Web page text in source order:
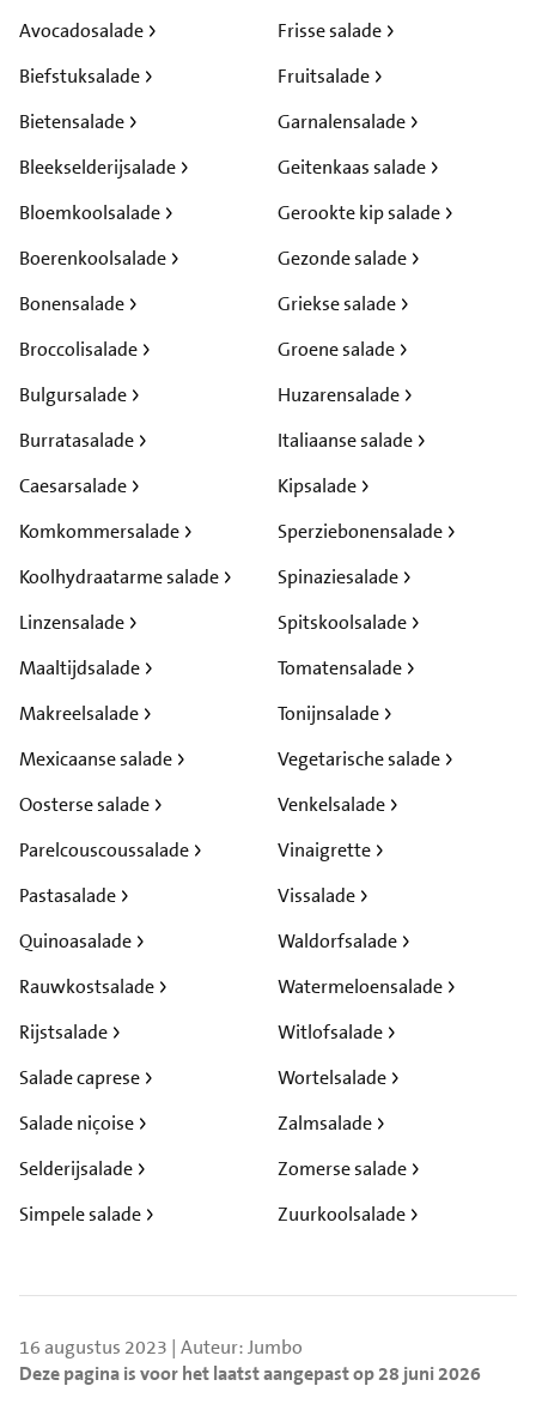
Avocadosalade
Biefstuksalade
Bietensalade
Bleekselderijsalade
Bloemkoolsalade
Boerenkoolsalade
Bonensalade
Broccolisalade
Bulgursalade
Burratasalade
Caesarsalade
Frisse salade
Fruitsalade
Garnalensalade
Geitenkaas salade
Gerookte kip salade
Gezonde salade
Griekse salade
Groene salade
Huzarensalade
Italiaanse salade
Kipsalade
Komkommersalade
Koolhydraatarme salade
Linzensalade
Maaltijdsalade
Makreelsalade
Mexicaanse salade
Oosterse salade
Parelcouscoussalade
Pastasalade
Quinoasalade
Rauwkostsalade
Rijstsalade
Salade caprese
Salade niçoise
Selderijsalade
Simpele salade
Sperziebonensalade
Spinaziesalade
Spitskoolsalade
Tomatensalade
Tonijnsalade
Vegetarische salade
Venkelsalade
Vinaigrette
Vissalade
Waldorfsalade
Watermeloensalade
Witlofsalade
Wortelsalade
Zalmsalade
Zomerse salade
Zuurkoolsalade
16 augustus 2023 | Auteur: Jumbo
Deze pagina is voor het laatst aangepast op 28 juni 2026